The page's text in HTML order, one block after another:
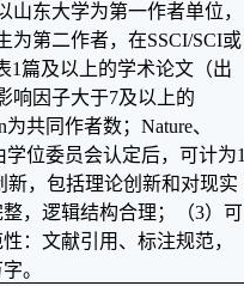
东大学为第一作者单位，
为第二作者，在SSCI/SCI或
1篇及以上的学术论文（出
响因子大于7及以上的
为共同作者数； Nature、
位委员会认定后，可计为1
新，包括理论创新和对现实
，逻辑结构合理；（3）可
：文献引用、标注规范，
。